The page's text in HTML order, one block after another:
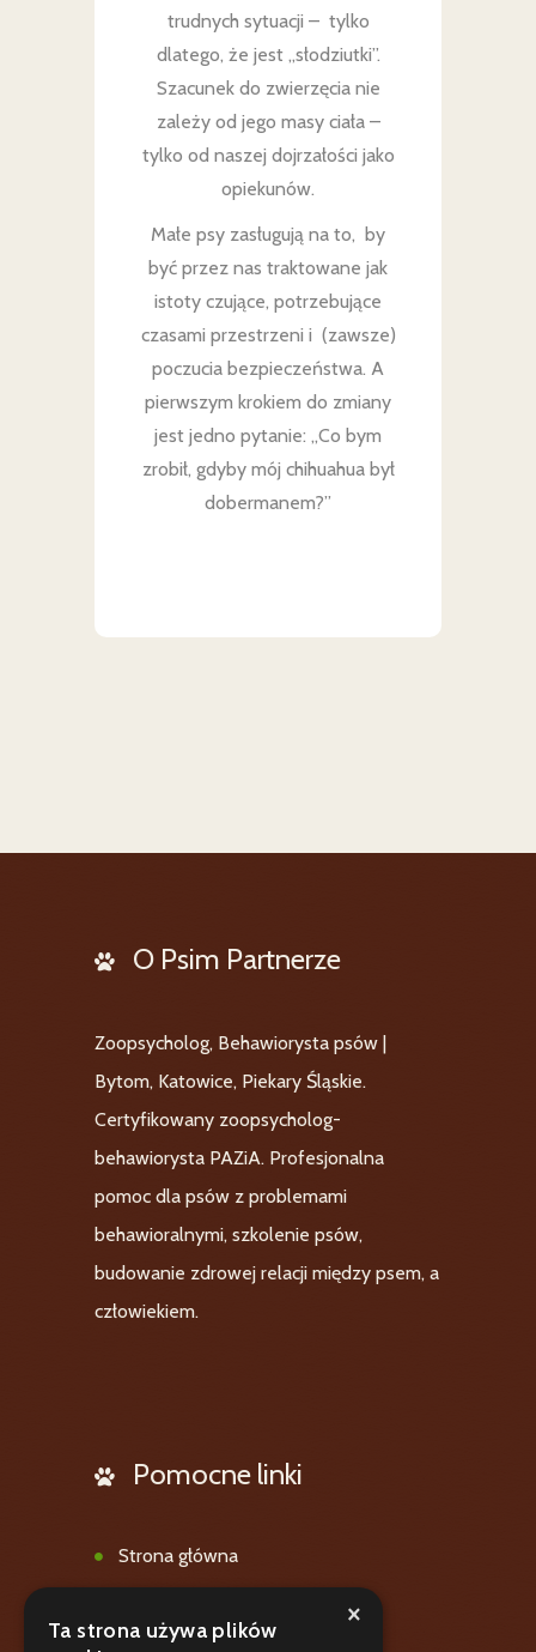
trudnych sytuacji – tylko
dlatego, że jest „słodziutki”.
Szacunek do zwierzęcia nie
zależy od jego masy ciała –
tylko od naszej dojrzałości jako
opiekunów.
Małe psy zasługują na to, by
być przez nas traktowane jak
istoty czujące, potrzebujące
czasami przestrzeni i (zawsze)
poczucia bezpieczeństwa. A
pierwszym krokiem do zmiany
jest jedno pytanie: „Co bym
zrobił, gdyby mój chihuahua był
dobermanem?”
O Psim Partnerze
Zoopsycholog, Behawiorysta psów |
Bytom, Katowice, Piekary Śląskie.
Certyfikowany zoopsycholog-
behawiorysta PAZiA. Profesjonalna
pomoc dla psów z problemami
behawioralnymi, szkolenie psów,
budowanie zdrowej relacji między psem, a
człowiekiem.
Pomocne linki
Strona główna
Galeria
×
Ta strona używa plików